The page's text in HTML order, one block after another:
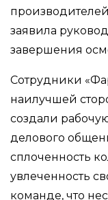
заявила
завершения
Сотрудники
наилучшей
создали
делового
сплоченность
увлеченность
команде, что